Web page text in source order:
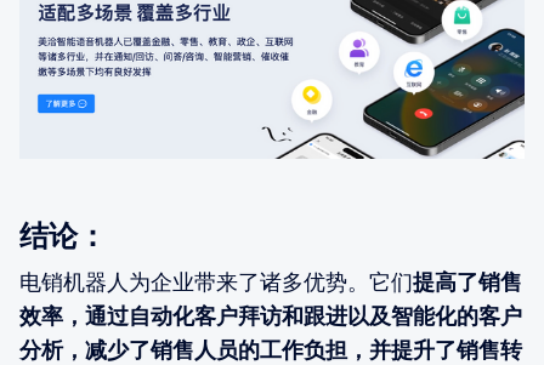
结论：
电销机器人为企业带来了诸多优势。它们提高了销售
效率，通过自动化客户拜访和跟进以及智能化的客户
分析，减少了销售人员的工作负担，并提升了销售转